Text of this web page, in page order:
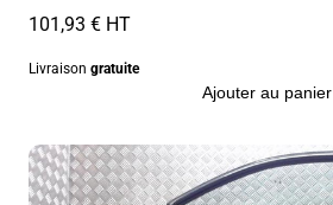
101,93 € HT
Livraison gratuite
Ajouter au panier